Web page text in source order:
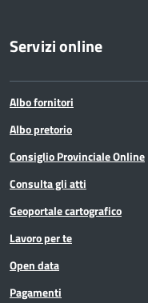
Servizi online
Albo fornitori
Albo pretorio
Consiglio Provinciale Online
Consulta gli atti
Geoportale cartografico
Lavoro per te
Open data
Pagamenti